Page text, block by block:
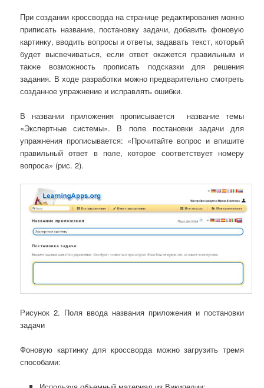
При создании кроссворда на странице редактирования можно
приписать название, постановку задачи, добавить фоновую
картинку, вводить вопросы и ответы, задавать текст, который
будет высвечиваться, если ответ окажется правильным и
также возможность прописать подсказки для решения
задания. В ходе разработки можно предварительно смотреть
созданное упражнение и исправлять ошибки.
В названии приложения прописывается название темы
«Экспертные системы». В поле постановки задачи для
упражнения прописывается: «Прочитайте вопрос и впишите
правильный ответ в поле, которое соответствует номеру
вопроса» (рис. 2).
Рисунок 2. Поля ввода названия приложения и постановки
задачи
Фоновую картинку для кроссворда можно загрузить тремя
способами: